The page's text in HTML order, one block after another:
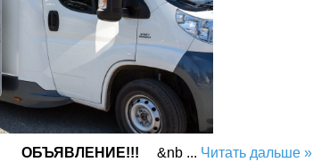
ОБЪЯВЛЕНИЕ!!! &nb ... Читать дальше »